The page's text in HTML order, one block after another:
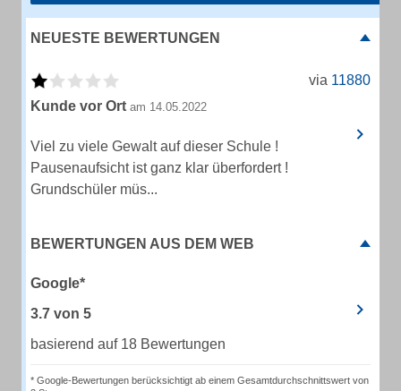
NEUESTE BEWERTUNGEN
via 11880
Kunde vor Ort am 14.05.2022
Viel zu viele Gewalt auf dieser Schule !
Pausenaufsicht ist ganz klar überfordert !
Grundschüler müs...
BEWERTUNGEN AUS DEM WEB
Google*
3.7 von 5
basierend auf 18 Bewertungen
* Google-Bewertungen berücksichtigt ab einem Gesamtdurchschnittswert von